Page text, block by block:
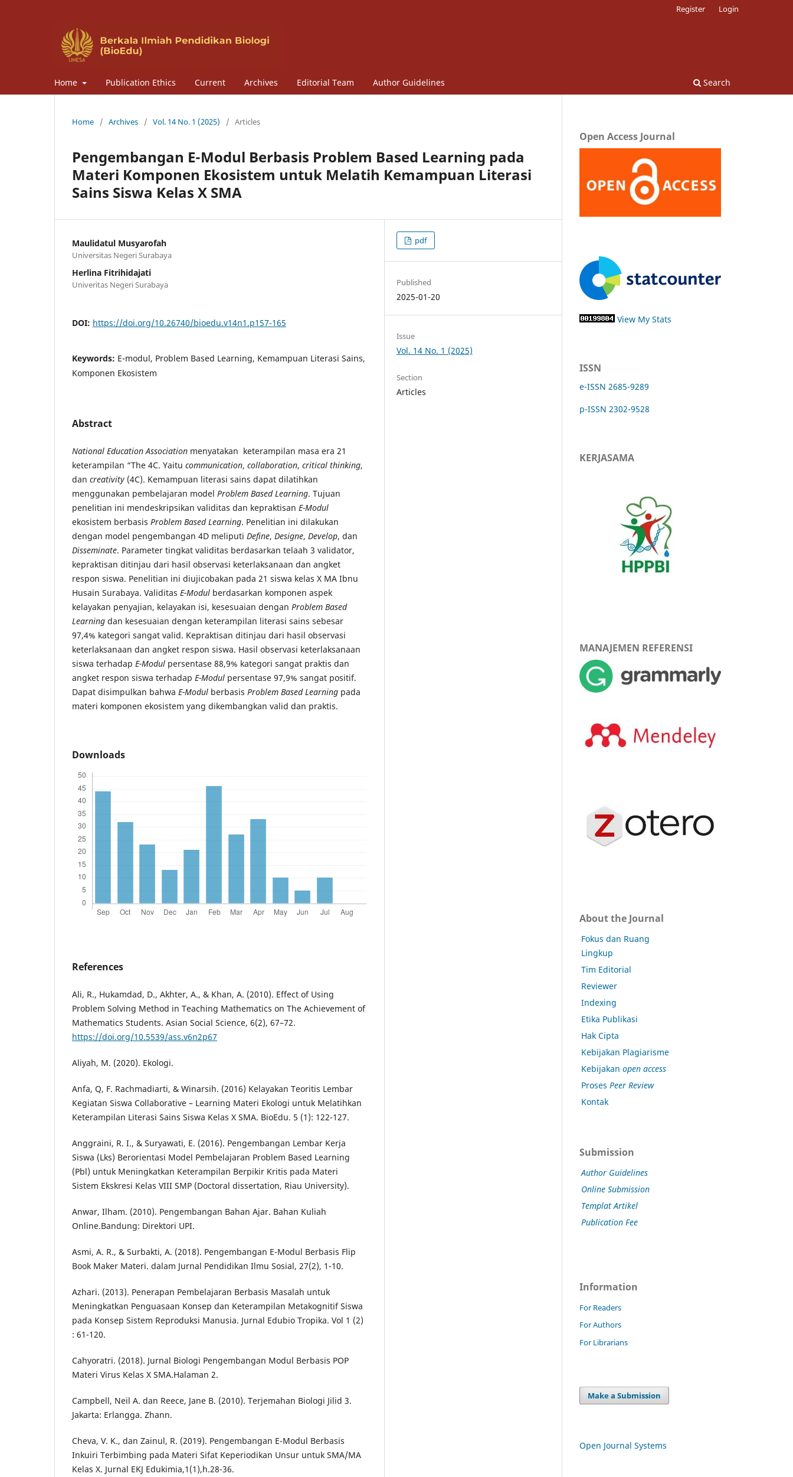
Home Publication Ethics Current Archives Editorial Team Author Guidelines Search
Register Login
Home / Archives / Vol. 14 No. 1 (2025) / Articles
Pengembangan E-Modul Berbasis Problem Based Learning pada
Materi Komponen Ekosistem untuk Melatih Kemampuan Literasi
Sains Siswa Kelas X SMA
Maulidatul Musyarofah
Universitas Negeri Surabaya
Herlina Fitrihidajati
Univeritas Negeri Surabaya
DOI: https://doi.org/10.26740/bioedu.v14n1.p157-165
Keywords: E-modul, Problem Based Learning, Kemampuan Literasi Sains,
Komponen Ekosistem
Abstract
National Education Association menyatakan keterampilan masa era 21
keterampilan “The 4C. Yaitu communication, collaboration, critical thinking,
dan creativity (4C). Kemampuan literasi sains dapat dilatihkan
menggunakan pembelajaran model Problem Based Learning. Tujuan
penelitian ini mendeskripsikan validitas dan kepraktisan E-Modul
ekosistem berbasis Problem Based Learning. Penelitian ini dilakukan
dengan model pengembangan 4D meliputi Define, Designe, Develop, dan
Disseminate. Parameter tingkat validitas berdasarkan telaah 3 validator,
kepraktisan ditinjau dari hasil observasi keterlaksanaan dan angket
respon siswa. Penelitian ini diujicobakan pada 21 siswa kelas X MA Ibnu
Husain Surabaya. Validitas E-Modul berdasarkan komponen aspek
kelayakan penyajian, kelayakan isi, kesesuaian dengan Problem Based
Learning dan kesesuaian dengan keterampilan literasi sains sebesar
97,4% kategori sangat valid. Kepraktisan ditinjau dari hasil observasi
keterlaksanaan dan angket respon siswa. Hasil observasi keterlaksanaan
siswa terhadap E-Modul persentase 88,9% kategori sangat praktis dan
angket respon siswa terhadap E-Modul persentase 97,9% sangat positif.
Dapat disimpulkan bahwa E-Modul berbasis Problem Based Learning pada
materi komponen ekosistem yang dikembangkan valid dan praktis.
Downloads
References
Ali, R., Hukamdad, D., Akhter, A., & Khan, A. (2010). Effect of Using
Problem Solving Method in Teaching Mathematics on The Achievement of
Mathematics Students. Asian Social Science, 6(2), 67–72.
https://doi.org/10.5539/ass.v6n2p67
Aliyah, M. (2020). Ekologi.
Anfa, Q, F. Rachmadiarti, & Winarsih. (2016) Kelayakan Teoritis Lembar
Kegiatan Siswa Collaborative – Learning Materi Ekologi untuk Melatihkan
Keterampilan Literasi Sains Siswa Kelas X SMA. BioEdu. 5 (1): 122-127.
Anggraini, R. I., & Suryawati, E. (2016). Pengembangan Lembar Kerja
Siswa (Lks) Berorientasi Model Pembelajaran Problem Based Learning
(Pbl) untuk Meningkatkan Keterampilan Berpikir Kritis pada Materi
Sistem Ekskresi Kelas VIII SMP (Doctoral dissertation, Riau University).
Anwar, Ilham. (2010). Pengembangan Bahan Ajar. Bahan Kuliah
Online.Bandung: Direktori UPI.
Asmi, A. R., & Surbakti, A. (2018). Pengembangan E-Modul Berbasis Flip
Book Maker Materi. dalam Jurnal Pendidikan Ilmu Sosial, 27(2), 1-10.
Azhari. (2013). Penerapan Pembelajaran Berbasis Masalah untuk
Meningkatkan Penguasaan Konsep dan Keterampilan Metakognitif Siswa
pada Konsep Sistem Reproduksi Manusia. Jurnal Edubio Tropika. Vol 1 (2)
: 61-120.
Cahyoratri. (2018). Jurnal Biologi Pengembangan Modul Berbasis POP
Materi Virus Kelas X SMA.Halaman 2.
Campbell, Neil A. dan Reece, Jane B. (2010). Terjemahan Biologi Jilid 3.
Jakarta: Erlangga. Zhann.
Cheva, V. K., dan Zainul, R. (2019). Pengembangan E-Modul Berbasis
Inkuiri Terbimbing pada Materi Sifat Keperiodikan Unsur untuk SMA/MA
Kelas X. Jurnal EKJ Edukimia,1(1),h.28-36.
pdf
Published
2025-01-20
Issue
Vol. 14 No. 1 (2025)
Section
Articles
Open Access Journal
View My Stats
ISSN
e-ISSN 2685-9289
p-ISSN 2302-9528
KERJASAMA
MANAJEMEN REFERENSI
About the Journal
Fokus dan Ruang
Lingkup
Tim Editorial
Reviewer
Indexing
Etika Publikasi
Hak Cipta
Kebijakan Plagiarisme
Kebijakan open access
Proses Peer Review
Kontak
Submission
Author Guidelines
Online Submission
Templat Artikel
Publication Fee
Information
For Readers
For Authors
For Librarians
Make a Submission
Open Journal Systems